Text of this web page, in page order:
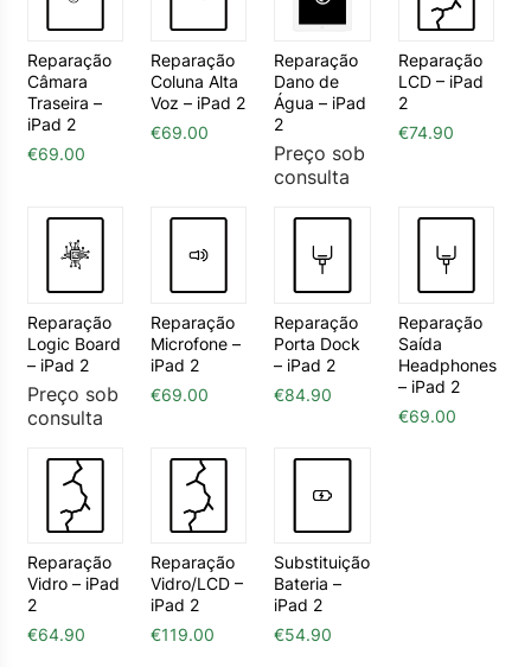
Reparação
Câmara
Traseira –
iPad 2
€69.00
Reparação
Coluna Alta
Voz – iPad 2
€69.00
Reparação
Dano de
Água – iPad
2
Preço sob
consulta
Reparação
LCD – iPad
2
€74.90
Reparação
Logic Board
– iPad 2
Preço sob
consulta
Reparação
Microfone –
iPad 2
€69.00
Reparação
Porta Dock
– iPad 2
€84.90
Reparação
Saída
Headphones
– iPad 2
€69.00
Reparação
Vidro – iPad
2
€64.90
Reparação
Vidro/LCD –
iPad 2
€119.00
Substituição
Bateria –
iPad 2
€54.90